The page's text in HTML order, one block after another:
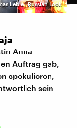
Leble | Russian Look
Anna
Auftrag gab,
spekulieren,
sein